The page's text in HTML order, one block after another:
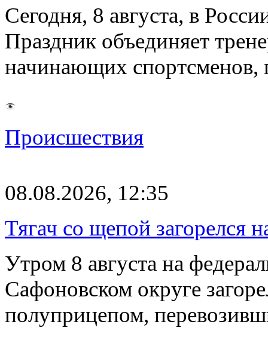
Сегодня, 8 августа, в
Праздник объединяет
начинающих
Происшествия
08.08.2026, 12:35
Тягач со щепой загорелся
Утром 8 августа на
Сафоновском округе
полуприцепом,